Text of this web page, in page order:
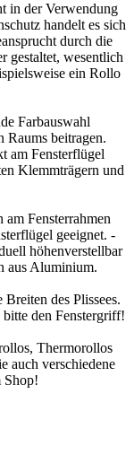
in der Verwendung
handelt es sich
durch die
gestaltet, wesentlich
ein Rollo
Farbauswahl
Raums beitragen.
am Fensterflügel
Klemmträgern und
Fensterrahmen
geeignet. -
höhenverstellbar
aus Aluminium.
des Plissees.
den Fenstergriff!
Thermorollos
auch verschiedene
Shop!